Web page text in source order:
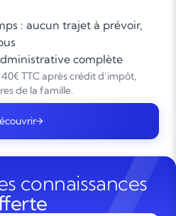
: aucun trajet à prévoir,
complète
TTC après crédit d’impôt,
de la famille.
connaissances